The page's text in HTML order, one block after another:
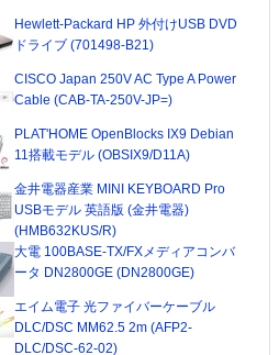
Hewlett-Packard HP 外付けUSB DVD
ドライブ (701498-B21)
CISCO Japan 250V AC Type A Power
Cable (CAB-TA-250V-JP=)
PLAT'HOME OpenBlocks IX9 Debian
11搭載モデル (OBSIX9/D11A)
金井電器産業 MINI KEYBOARD Pro
USBモデル 英語版 (金井電器)
(HMB632KUS/R)
大電 100BASE-TX/FXメディアコンバ
ータ DN2800GE (DN2800GE)
エイム電子 光ファイバーケーブル
DLC/DSC MM62.5 2m (AFP2-
DLC/DSC-62-02)